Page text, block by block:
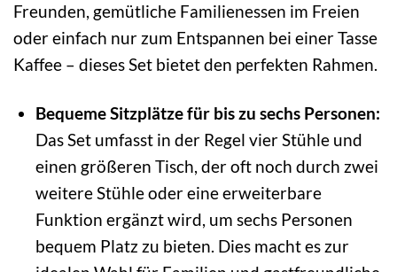
Freunden, gemütliche Familienessen im Freien
oder einfach nur zum Entspannen bei einer Tasse
Kaffee – dieses Set bietet den perfekten Rahmen.
Bequeme Sitzplätze für bis zu sechs Personen:
Das Set umfasst in der Regel vier Stühle und
einen größeren Tisch, der oft noch durch zwei
weitere Stühle oder eine erweiterbare
Funktion ergänzt wird, um sechs Personen
bequem Platz zu bieten. Dies macht es zur